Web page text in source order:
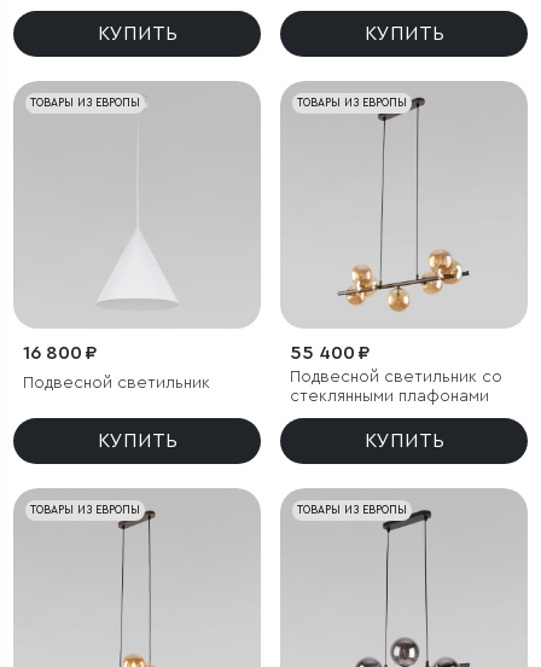
КУПИТЬ КУПИТЬ
ТОВАРЫ ИЗ ЕВРОПЫ
16 800 ₽
Подвесной светильник
КУПИТЬ
ТОВАРЫ ИЗ ЕВРОПЫ
55 400 ₽
Подвесной светильник со
стеклянными плафонами
КУПИТЬ
ТОВАРЫ ИЗ ЕВРОПЫ ТОВАРЫ ИЗ ЕВРОПЫ